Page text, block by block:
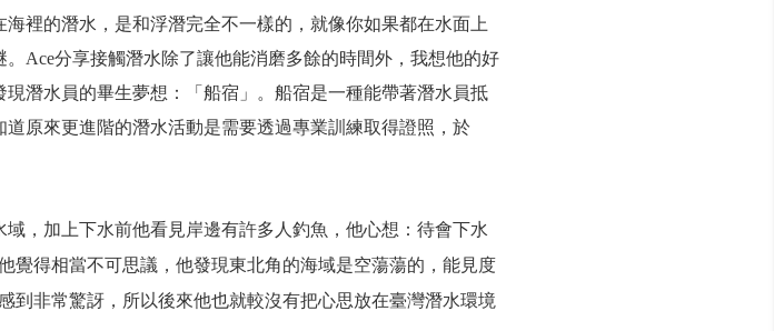
裡的潛水，是和浮潛完全不一樣的，就像你如果都在水面上
Ace分享接觸潛水除了讓他能消磨多餘的時間外，我想他的好
潛水員的畢生夢想：「船宿」。船宿是一種能帶著潛水員抵
原來更進階的潛水活動是需要透過專業訓練取得證照，於
，加上下水前他看見岸邊有許多人釣魚，他心想：待會下水
覺得相當不可思議，他發現東北角的海域是空蕩蕩的，能見度
到非常驚訝，所以後來他也就較沒有把心思放在臺灣潛水環境